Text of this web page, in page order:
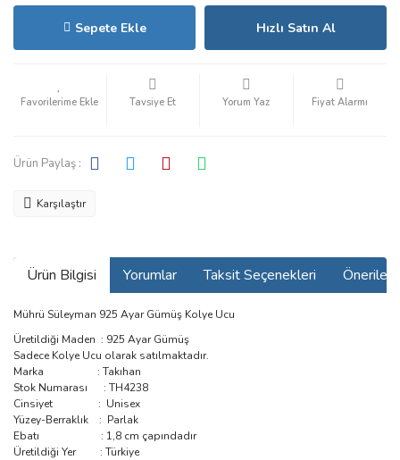
Sepete Ekle Hızlı Satın Al
Tavsiye Et Yorum Yaz Fiyat Alarmı
Ürün Paylaş :
Karşılaştır
Ürün Bilgisi Yorumlar Taksit Seçenekleri
Mührü Süleyman 925 Ayar Gümüş Kolye Ucu
Üretildiği Maden : 925 Ayar Gümüş
Sadece Kolye Ucu olarak satılmaktadır.
Marka : Takıhan
Stok Numarası : TH4238
Cinsiyet : Unisex
Yüzey-Berraklık : Parlak
Ebatı : 1,8 cm çapındadır
Üretildiği Yer : Türkiye